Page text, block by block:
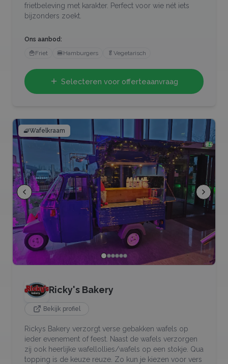
frietbeleving met karakter. Perfect voor wie nét iets
bijzonders zoekt.
Ons aanbod:
🍟Friet 🍔Hamburgers 🥬 Vegetarisch
Selecteren voor offerteaanvraag
🧇Wafelkraam
Ricky's Bakery
Bekijk profiel
Rickys Bakery verzorgt verse gebakken wafels op
ieder evenement of feest. Naast de wafels verzorgen
zij ook heerlijke wafellollies/wafels op een stokje. Qua
topping is de keuze reuze. Zo kun je kiezen voor vers